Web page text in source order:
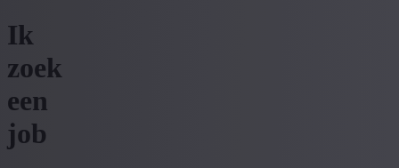
Ik
zoek
een
job